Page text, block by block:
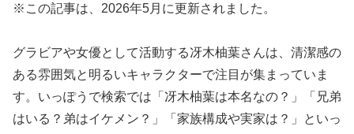
※この記事は、2026年5月に更新されました。
グラビアや女優として活動する冴木柚葉さんは、清潔感の
ある雰囲気と明るいキャラクターで注目が集まっていま
す。いっぽうで検索では「冴木柚葉は本名なの？」「兄弟
はいる？弟はイケメン？」「家族構成や実家は？」といっ